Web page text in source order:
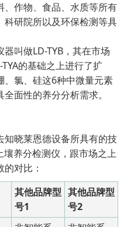
作物、食品、水质等所有
研院所以及环保检测等具
叫做LD-TYB，其在市场
的基础之上进行了扩
、氯、硅这6种中微量元素
面性的养分分析需求。
知晓莱恩德设备所具有的技
养分检测仪，跟市场之上
对比：
其他品牌型
号1
其他品牌型
号2